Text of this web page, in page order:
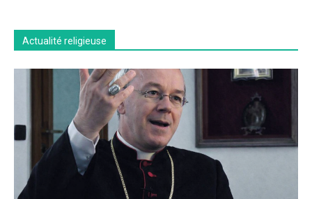
Actualité religieuse